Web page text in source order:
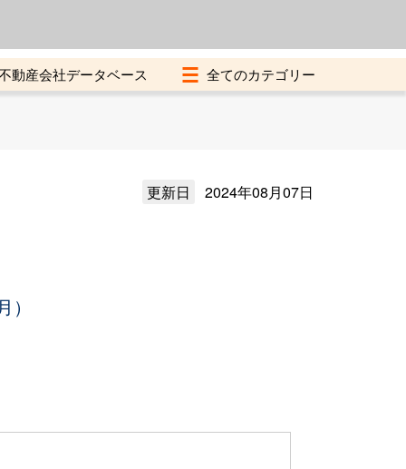
動産会社データベース
更新日 2024年08月07日